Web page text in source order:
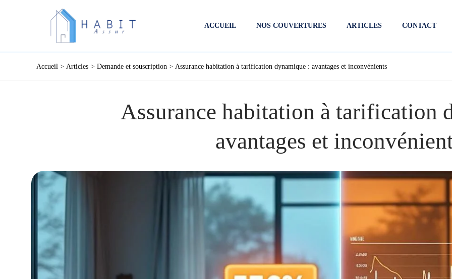
ACCUEIL NOS COUVERTURES ARTICLES CONTACT
Accueil Articles Demande et souscription Assurance habitation à tarification dynamique : avantages et inconvénients
Assurance habitation à tarification
avantages et